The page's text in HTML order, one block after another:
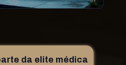
da elite médica